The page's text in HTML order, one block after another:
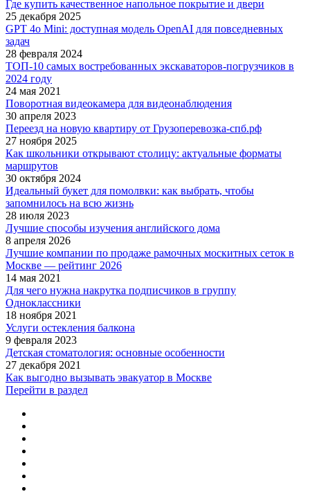
Где купить качественное напольное покрытие и двери
25 декабря 2025
GPT 4o Mini: доступная модель OpenAI для повседневных
задач
28 февраля 2024
ТОП-10 самых востребованных экскаваторов-погрузчиков в
2024 году
24 мая 2021
Поворотная видеокамера для видеонаблюдения
30 апреля 2023
Переезд на новую квартиру от Грузоперевозка-спб.рф
27 ноября 2025
Как школьники открывают столицу: актуальные форматы
маршрутов
30 октября 2024
Идеальный букет для помолвки: как выбрать, чтобы
запомнилось на всю жизнь
28 июля 2023
Лучшие способы изучения английского дома
8 апреля 2026
Лучшие компании по продаже рамочных москитных сеток в
Москве — рейтинг 2026
14 мая 2021
Для чего нужна накрутка подписчиков в группу
Одноклассники
18 ноября 2021
Услуги остекления балкона
9 февраля 2023
Детская стоматология: основные особенности
27 декабря 2021
Как выгодно вызывать эвакуатор в Москве
Перейти в раздел